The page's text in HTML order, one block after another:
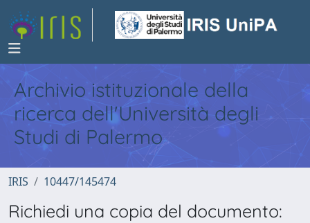
Archivio istituzionale della
ricerca dell'Università degli
Studi di Palermo
IRIS 10447/145474
Richiedi una copia del documento: